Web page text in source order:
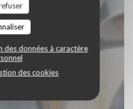
données à caractère
des cookies